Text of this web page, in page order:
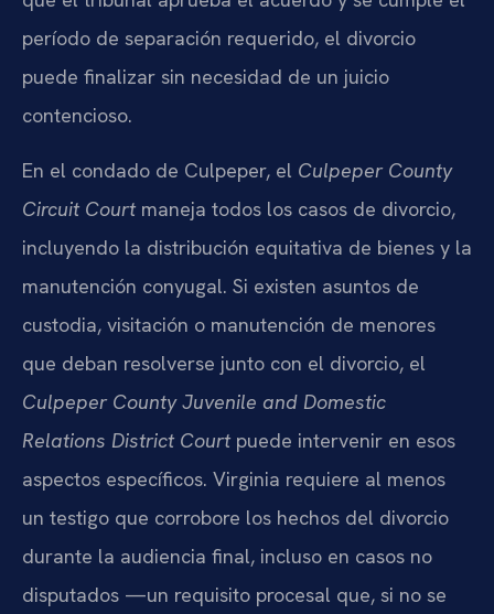
período de separación requerido, el divorcio
puede finalizar sin necesidad de un juicio
contencioso.
En el condado de Culpeper, el Culpeper County
Circuit Courtmaneja todos los casos de divorcio,
incluyendo la distribución equitativa de bienes y la
manutención conyugal. Si existen asuntos de
custodia, visitación o manutención de menores
que deban resolverse junto con el divorcio, el
Culpeper County Juvenile and Domestic
Relations District Courtpuede intervenir en esos
aspectos específicos. Virginia requiere al menos
un testigo que corrobore los hechos del divorcio
durante la audiencia final, incluso en casos no
disputados —un requisito procesal que, si no se